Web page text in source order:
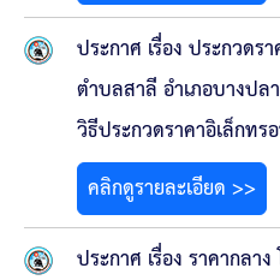
รายงานผลการจัดซื้อ
สรุปผลการดำเนินงาน
ประกาศผู้ชนะการเสนอ
ประกาศราคากลาง
ประกาศ เรื่อง ประกวด
ตำบลสาลี อำเภอบางป
วิธีประกวดราคาอิเล็กทร
คลิกดูรายละเอียด >>
ประกาศ เรื่อง ราคากล